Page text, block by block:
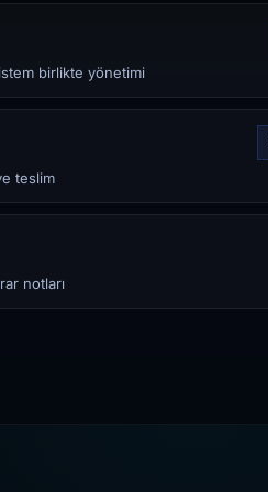
birlikte yönetimi
teslim
notları